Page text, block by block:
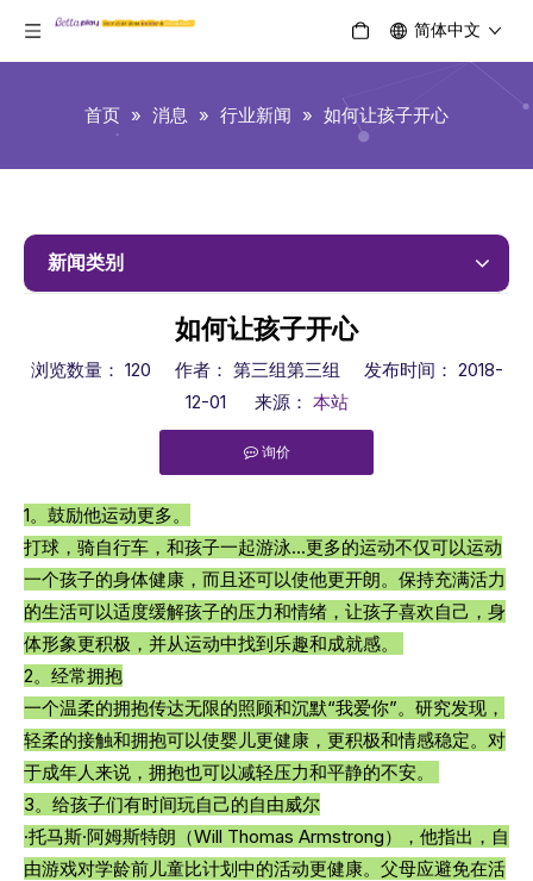
简体中文
首页 » 消息 » 行业新闻 » 如何让孩子开心
新闻类别
如何让孩子开心
浏览数量： 120 作者： 第三组第三组 发布时间： 2018-
12-01 来源： 本站
询价
1。鼓励他运动更多。
打球，骑自行车，和孩子一起游泳...更多的运动不仅可以运动
一个孩子的身体健康，而且还可以使他更开朗。保持充满活力
的生活可以适度缓解孩子的压力和情绪，让孩子喜欢自己，身
体形象更积极，并从运动中找到乐趣和成就感。
2。经常拥抱
一个温柔的拥抱传达无限的照顾和沉默“我爱你”。研究发现，
轻柔的接触和拥抱可以使婴儿更健康，更积极和情感稳定。对
于成年人来说，拥抱也可以减轻压力和平静的不安。
3。给孩子们有时间玩自己的自由威尔
·托马斯·阿姆斯特朗（Will Thomas Armstrong），他指出，自
由游戏对学龄前儿童比计划中的活动更健康。父母应避免在活